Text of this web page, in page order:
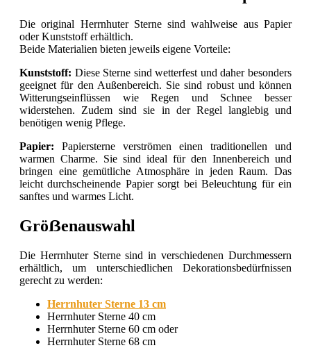
Die original Herrnhuter Sterne sind wahlweise aus Papier
oder Kunststoff erhältlich.
Beide Materialien bieten jeweils eigene Vorteile:
Kunststoff: Diese Sterne sind wetterfest und daher besonders
geeignet für den Außenbereich. Sie sind robust und können
Witterungseinflüssen wie Regen und Schnee besser
widerstehen. Zudem sind sie in der Regel langlebig und
benötigen wenig Pflege.
Papier: Papiersterne verströmen einen traditionellen und
warmen Charme. Sie sind ideal für den Innenbereich und
bringen eine gemütliche Atmosphäre in jeden Raum. Das
leicht durchscheinende Papier sorgt bei Beleuchtung für ein
sanftes und warmes Licht.
Gröẞenauswahl
Die Herrnhuter Sterne sind in verschiedenen Durchmessern
erhältlich, um unterschiedlichen Dekorationsbedürfnissen
gerecht zu werden:
Herrnhuter Sterne 13 cm
Herrnhuter Sterne 40 cm
Herrnhuter Sterne 60 cm oder
Herrnhuter Sterne 68 cm